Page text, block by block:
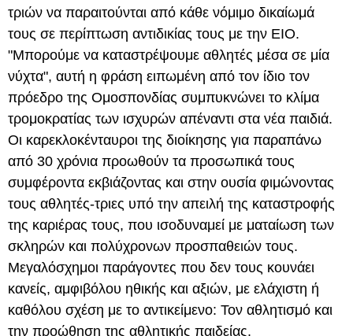
τριών να παραιτούνται από κάθε νόμιμο δικαίωμά
τους σε περίπτωση αντιδικίας τους με την ΕΙΟ.
"Μπορούμε να καταστρέψουμε αθλητές μέσα σε μία
νύχτα", αυτή η φράση ειπωμένη από τον ίδιο τον
πρόεδρο της Ομοσπονδίας συμπυκνώνει το κλίμα
τρομοκρατίας των ισχυρών απέναντι στα νέα παιδιά.
Οι καρεκλοκένταυροι της διοίκησης για παραπάνω
από 30 χρόνια προωθούν τα προσωπικά τους
συμφέροντα εκβιάζοντας και στην ουσία φιμώνοντας
τους αθλητές-τριες υπό την απειλή της καταστροφής
της καριέρας τους, που ισοδυναμεί με ματαίωση των
σκληρών και πολύχρονων προσπαθειών τους.
Μεγαλόσχημοι παράγοντες που δεν τους κουνάει
κανείς, αμφιβόλου ηθικής και αξιών, με ελάχιστη ή
καθόλου σχέση με το αντικείμενο: Τον αθλητισμό και
την προώθηση της αθλητικής παιδείας.